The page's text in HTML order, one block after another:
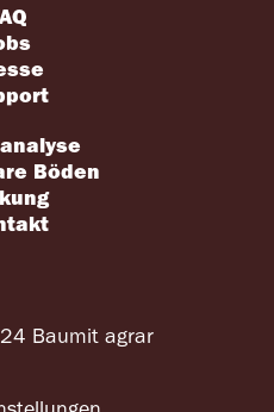
Böden
Baumit agrar